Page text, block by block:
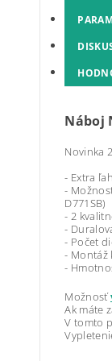
Náboj
Novinka
- Extra
-
D771SB)
- 2
-
- Počet
- Montáž
-
Možnosť
Ak máte
V tomto